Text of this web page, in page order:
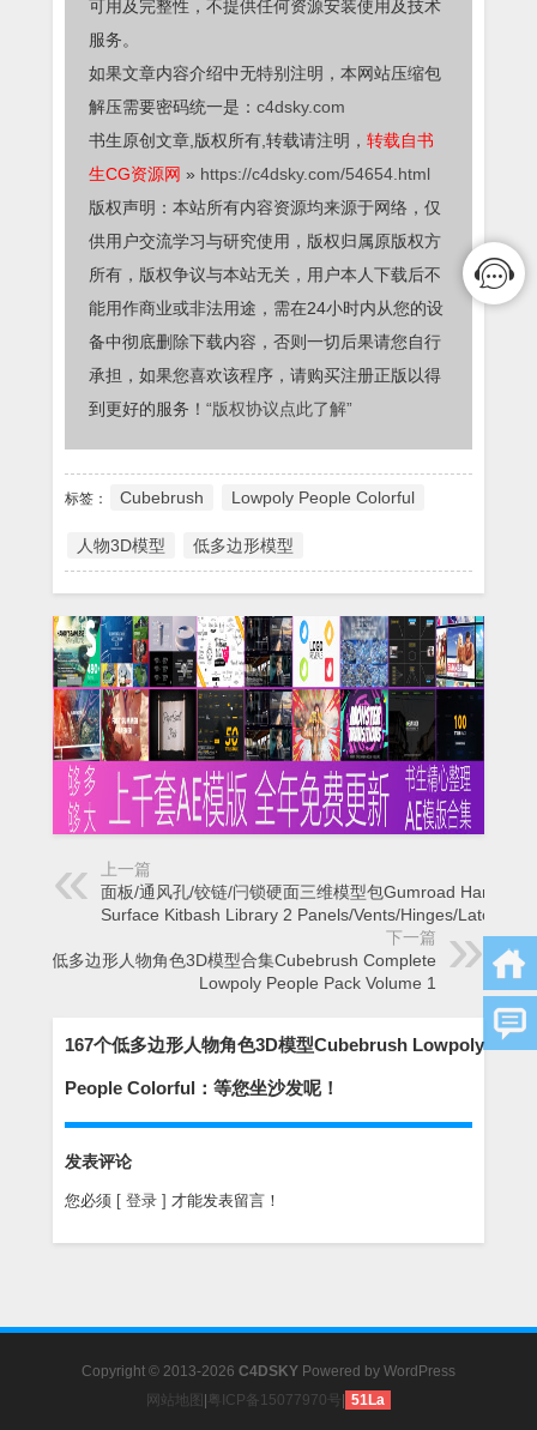
可用及完整性，不提供任何资源安装使用及技术
服务。
如果文章内容介绍中无特别注明，本网站压缩包
解压需要密码统一是： c4dsky.com
书生原创文章,版权所有,转载请注明， 转载自书
生CG资源网 » https://c4dsky.com/54654.html
版权声明：本站所有内容资源均来源于网络，仅
供用户交流学习与研究使用，版权归属原版权方
所有，版权争议与本站无关，用户本人下载后不
能用作商业或非法用途，需在24小时内从您的设
备中彻底删除下载内容，否则一切后果请您自行
承担，如果您喜欢该程序，请购买注册正版以得
到更好的服务！ “版权协议点此了解”
标签： Cubebrush Lowpoly People Colorful
人物3D模型 低多边形模型
上一篇
面板/通风孔/铰链/闩锁硬面三维模型包Gumroad Hard
Surface Kitbash Library 2 Panels/Vents/Hinges/Latches
下一篇
低多边形人物角色3D模型合集Cubebrush Complete
Lowpoly People Pack Volume 1
167个低多边形人物角色3D模型Cubebrush Lowpoly
People Colorful：等您坐沙发呢！
发表评论
您必须 [ 登录 ] 才能发表留言！
Copyright © 2013-2026 C4DSKY Powered by WordPress
网站地图 | 粤ICP备15077970号 | 51La